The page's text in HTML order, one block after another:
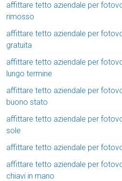
affittare tetto aziendale per
rimosso
affittare tetto aziendale per
gratuita
affittare tetto aziendale per
lungo termine
affittare tetto aziendale per
buono stato
affittare tetto aziendale per
sole
affittare tetto aziendale per
affittare tetto aziendale per
chiavi in mano